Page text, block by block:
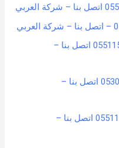
شركة تنظيف مجالس بحائل – 0551154864 اتصل بنا –
شراء اثاث مستعمل بحائل – 0530547685 اتصل بنا –
شركة تنظيف مساجد بحائل – 0551154864 اتصل بنا –